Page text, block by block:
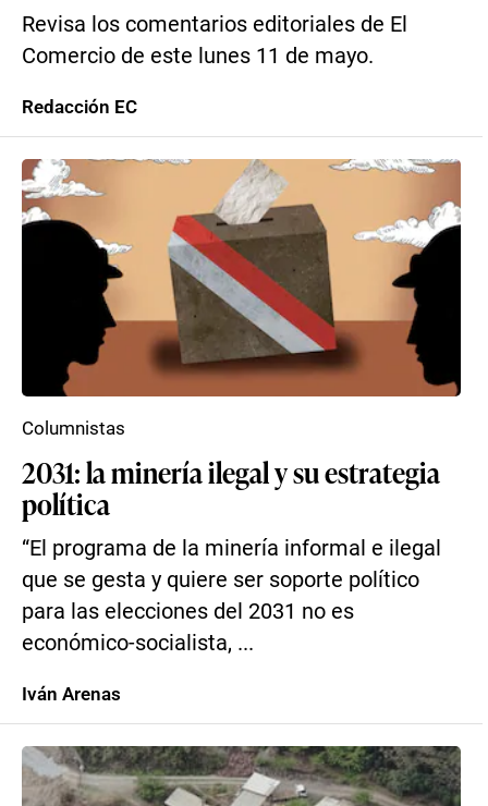
Revisa los comentarios editoriales de El
Comercio de este lunes 11 de mayo.
Redacción EC
2031: la minería ilegal y su estrategia
política
“El programa de la minería informal e ilegal
que se gesta y quiere ser soporte político
para las elecciones del 2031 no es
económico-socialista, ...
Columnistas
Iván Arenas